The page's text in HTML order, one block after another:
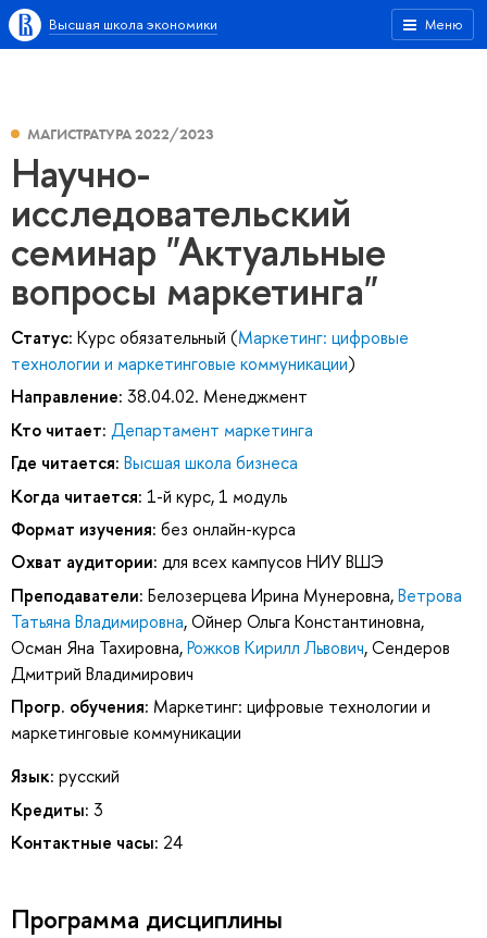
Меню
Высшая школа экономики
МАГИСТРАТУРА 2022/2023
Научно-
исследовательский
семинар "Актуальные
вопросы маркетинга"
Статус: Курс обязательный (Маркетинг: цифровые
технологии и маркетинговые коммуникации)
Направление: 38.04.02. Менеджмент
Кто читает: Департамент маркетинга
Где читается: Высшая школа бизнеса
Когда читается: 1-й курс, 1 модуль
Формат изучения: без онлайн-курса
Охват аудитории: для всех кампусов НИУ ВШЭ
Преподаватели: Белозерцева Ирина Мунеровна,Ветрова
Татьяна Владимировна,Ойнер Ольга Константиновна,
Осман Яна Тахировна,Рожков Кирилл Львович,Сендеров
Дмитрий Владимирович
Прогр. обучения: Маркетинг: цифровые технологии и
маркетинговые коммуникации
Язык: русский
Кредиты: 3
Контактные часы: 24
Программа дисциплины